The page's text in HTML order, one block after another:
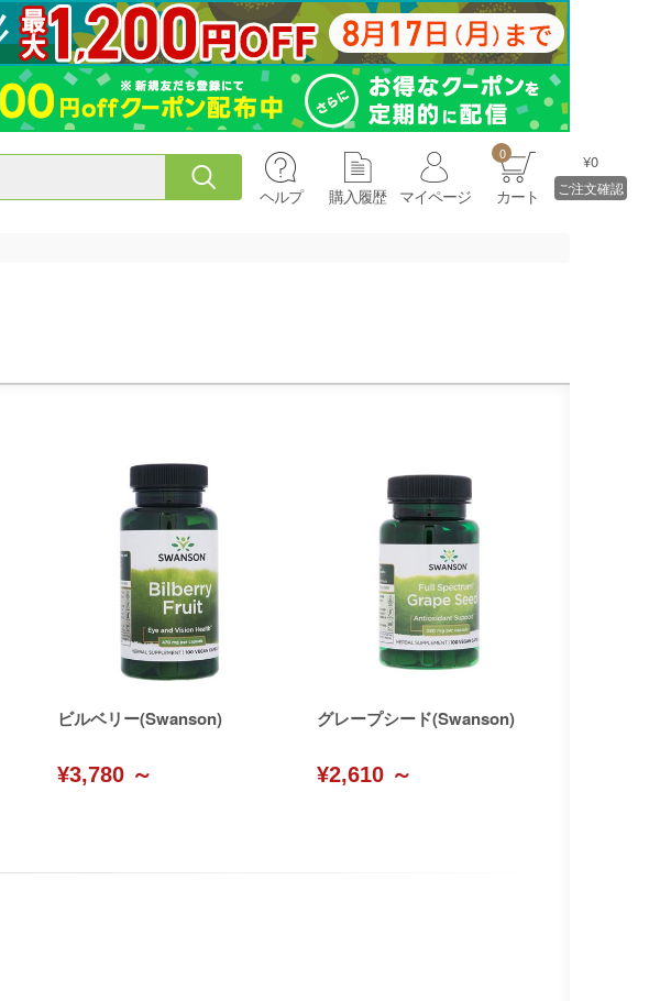
ヘルプ 購入履歴 マイページ
0
カート
¥0
ご注文確認
ビルベリー(Swanson)
¥3,780 ～
グレープシード(Swanson)
¥2,610 ～